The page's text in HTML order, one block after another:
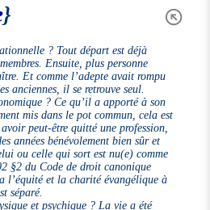
}
? Tout départ est déjà
Ensuite, plus personne
Et comme l’adepte avait rompu
anciennes, il se retrouve seul.
? Ce qu’il a apporté à son
mis dans le pot commun, cela est
peut-être quitté une profession,
années bénévolement bien sûr et
ou celle qui sort est nu(e) comme
§2 du Code de droit canonique
l’équité et la charité évangélique à
séparé.
et psychique ? La vie a été